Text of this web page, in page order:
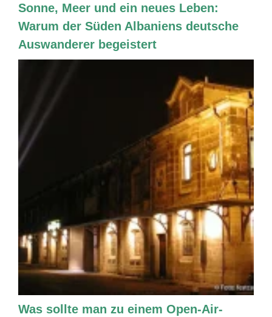
Sonne, Meer und ein neues Leben:
Warum der Süden Albaniens deutsche
Auswanderer begeistert
Was sollte man zu einem Open-Air-